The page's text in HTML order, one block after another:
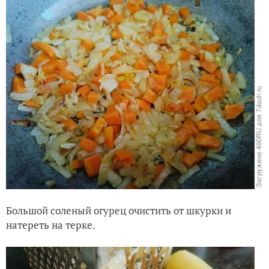
Большой соленый огурец очистить от шкурки и
натереть на терке.